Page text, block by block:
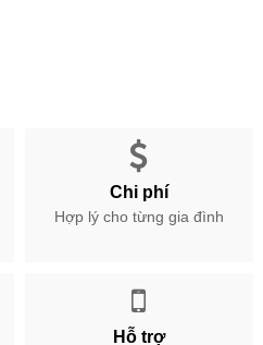
Chi phí
Hợp lý cho từng gia đình
Hỗ trợ